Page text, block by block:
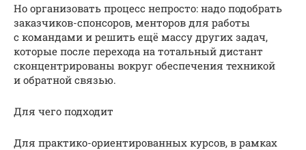
Но организовать процесс непросто: надо подобрать
заказчиков-спонсоров, менторов для работы
с командами и решить ещё массу других задач,
которые после перехода на тотальный дистант
сконцентрированы вокруг обеспечения техникой
и обратной связью.
Для чего подходит
Для практико-ориентированных курсов, в рамках